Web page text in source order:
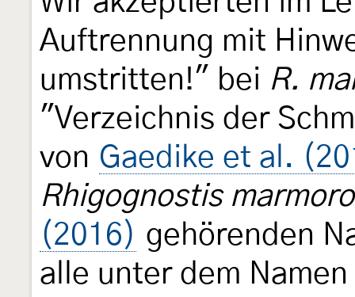
Auftrennung mit
umstritten!" bei R.
"Verzeichnis der
von Gaedike et al.
Rhigognostis
(2016) gehörenden
alle unter dem Namen